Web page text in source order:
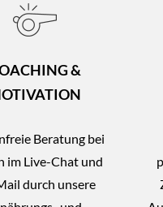
&
Beratung bei
im Live-Chat und
durch unsere